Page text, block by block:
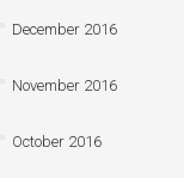
December 2016
November 2016
October 2016